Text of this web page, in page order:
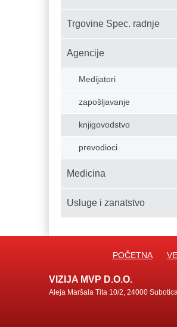
Trgovine Spec. radnje
Agencije
Medijatori
zapošljavanje
knjigovodstvo
prevodioci
Medicina
Usluge i zanatstvo
POČETNA
VIZIJA MVP D.O.O.
Aleja Maršala Tita 10/2, 24000